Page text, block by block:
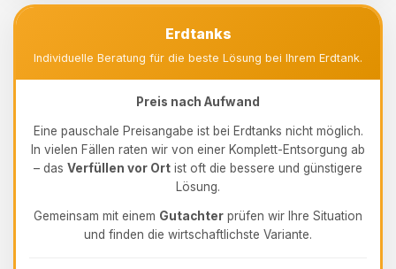
Erdtanks
Individuelle Beratung für die beste Lösung bei Ihrem Erdtank.
Preis nach Aufwand
Eine pauschale Preisangabe ist bei Erdtanks nicht möglich.
In vielen Fällen raten wir von einer Komplett-Entsorgung ab
– das Verfüllen vor Ort ist oft die bessere und günstigere
Lösung.
Gemeinsam mit einem Gutachter prüfen wir Ihre Situation
und finden die wirtschaftlichste Variante.